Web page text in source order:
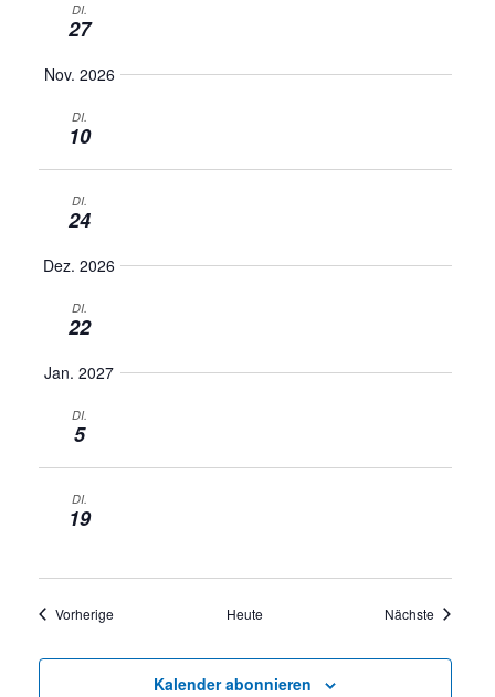
DI.
27
Nov. 2026
DI.
10
DI.
24
Dez. 2026
DI.
22
Jan. 2027
DI.
5
DI.
19
VorherigeVeranstaltungen Heute Nächste
Kalender abonnieren